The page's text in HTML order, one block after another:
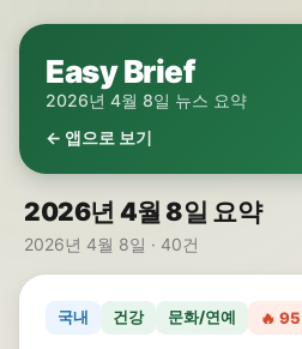
Easy Brief
2026년 4월 8일 뉴스 요약
← 앱으로 보기
2026년 4월 8일 요약
2026년 4월 8일 · 40건
국내 건강 문화/연예 🔥 95